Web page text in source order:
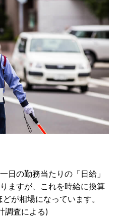
日の勤務当たりの「日給」
ますが、これを時給に換算
が相場になっています。
調査による)